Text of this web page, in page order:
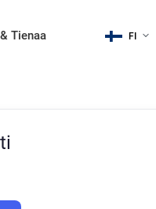
Tienaa FI